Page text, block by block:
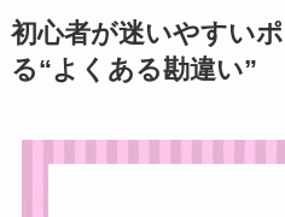
初心者が迷いやすい
る“よくある勘違い”